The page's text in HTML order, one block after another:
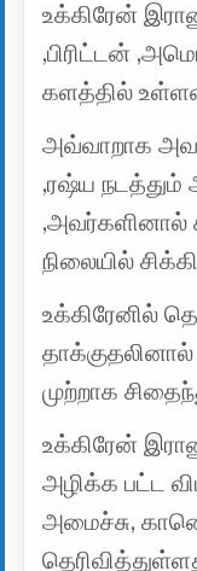
உக்கிரேன்
,பிரிட்டன்
களத்தில்
அவ்வாறாக
,ரஷ்ய
,அவர்களினால்
நிலையில்
உக்கிரேனில்
முற்றாக
உக்கிரேன்
அழிக்க பட்ட
அமைச்சு,